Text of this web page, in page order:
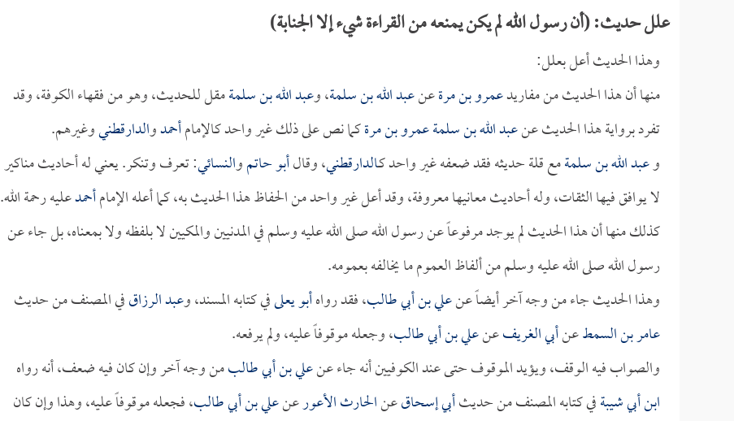
علل حديث: (أن رسول الله لم يكن يمنعه من القراءة شيء إلا الجنابة)
وهذا الحديث أعل بعلل:
منها أن هذا الحديث من مفاريدعمرو بن مرةعنعبد الله بن سلمة، وعبد الله بن سلمةمقل للحديث، وهو من فقهاء الكوفة، وقد
تفرد برواية هذا الحديث عنعبد الله بن سلمةعمرو بن مرةكما نص على ذلك غير واحد كالإمامأحمدوالدارقطنيوغيرهم.
وعبد الله بن سلمةمع قلة حديثه فقد ضعفه غير واحد كـالدارقطني، وقالأبو حاتموالنسائي: تعرف وتنكر. يعني له أحاديث مناكير
لا يوافق فيها الثقات، وله أحاديث معانيها معروفة، وقد أعل غير واحد من الحفاظ هذا الحديث به، كما أعله الإمامأحمدعليه رحمة الله.
كذلك منها أن هذا الحديث لم يوجد مرفوعاً عن رسول الله صلى الله عليه وسلم في المدنيين والمكيين لا بلفظه ولا بمعناه، بل جاء عن
رسول الله صلى الله عليه وسلم من ألفاظ العموم ما يخالفه بعمومه.
وهذا الحديث جاء من وجه آخر أيضاً عنعلي بن أبي طالب، فقد رواهأبو يعلىفي كتابه المسند، وعبد الرزاقفي المصنف من حديث
عامر بن السمطعنأبي الغريفعنعلي بن أبي طالب، وجعله موقوفاً عليه، ولم يرفعه.
والصواب فيه الوقف، ويؤيد الموقوف حتى عند الكوفيين أنه جاء عنعلي بن أبي طالبمن وجه آخر وإن كان فيه ضعف، أنه رواه
ابن أبي شيبةفي كتابه المصنف من حديثأبي إسحاقعنالحارث الأعورعنعلي بن أبي طالب، فجعله موقوفاً عليه، وهذا وإن كان